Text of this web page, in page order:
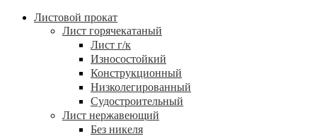
Листовой прокат
Лист горячекатаный
Лист г/к
Износостойкий
Конструкционный
Низколегированный
Судостроительный
Лист нержавеющий
Без никеля